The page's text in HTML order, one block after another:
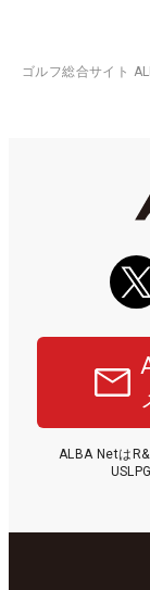
ゴルフ総合サイト
ALBA Netは